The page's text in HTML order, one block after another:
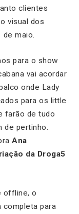
clientes
visual dos
maio.
para o show
vai acordar
onde Lady
para os little
farão de tudo
de pertinho.
Ana
da Droga5
offline, o
completa para